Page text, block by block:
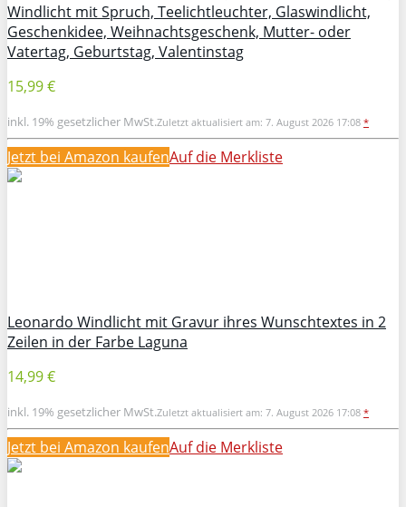
Windlicht mit Spruch, Teelichtleuchter, Glaswindlicht,
Geschenkidee, Weihnachtsgeschenk, Mutter- oder
Vatertag, Geburtstag, Valentinstag
15,99 €
inkl. 19% gesetzlicher MwSt.Zuletzt aktualisiert am: 7. August 2026 17:08 *
Jetzt bei Amazon kaufenAuf die Merkliste
Leonardo Windlicht mit Gravur ihres Wunschtextes in 2
Zeilen in der Farbe Laguna
14,99 €
inkl. 19% gesetzlicher MwSt.Zuletzt aktualisiert am: 7. August 2026 17:08 *
Jetzt bei Amazon kaufenAuf die Merkliste